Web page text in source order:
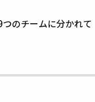
のチームに分かれて